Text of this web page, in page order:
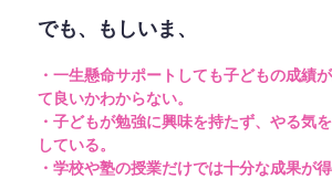
でも、もしいま、
・一生懸命サポートしても子どもの成績
て良いかわからない。
・子どもが勉強に興味を持たず、やる気
している。
・学校や塾の授業だけでは十分な成果が